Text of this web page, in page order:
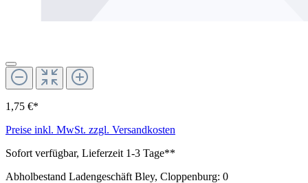
1,75 €*
Preise inkl. MwSt. zzgl. Versandkosten
Sofort verfügbar, Lieferzeit 1-3 Tage**
Abholbestand Ladengeschäft Bley, Cloppenburg: 0